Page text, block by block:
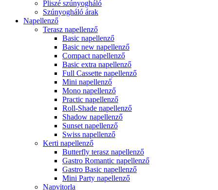
Pliszé szúnyogháló
Szúnyogháló árak
Napellenző
Terasz napellenző
Basic napellenző
Basic new napellenző
Compact napellenző
Basic extra napellenző
Full Cassette napellenző
Mini napellenző
Mono napellenző
Practic napellenző
Roll-Shade napellenző
Shadow napellenző
Sunset napellenző
Swiss napellenző
Kerti napellenző
Butterfly terasz napellenző
Gastro Romantic napellenző
Gastro Basic napellenző
Mini Party napellenző
Napvitorla